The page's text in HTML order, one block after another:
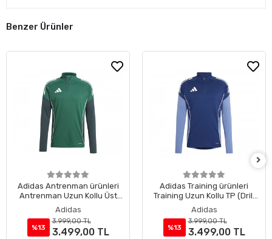
Benzer Ürünler
Adidas Antrenman ürünleri
Antrenman Uzun Kollu Üst
(Drill Top) Tiro 25 Competition
Tr Top
Adidas
%13
3.999,00 TL
3.499,00 TL
Adidas Training ürünleri
Training Uzun Kollu TP (Drill
TP) TIRO25C TR TOP
Adidas
%13
3.999,00 TL
3.499,00 TL